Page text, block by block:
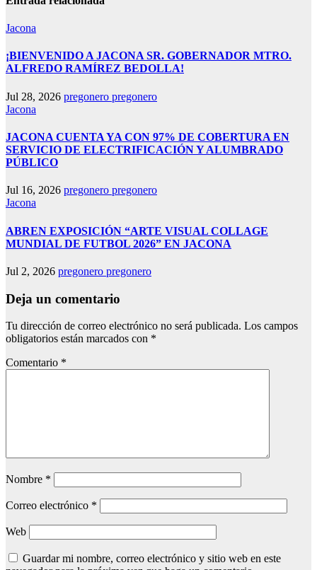
Jacona
¡BIENVENIDO A JACONA SR. GOBERNADOR MTRO.
ALFREDO RAMÍREZ BEDOLLA!
Jul 28, 2026 pregonero pregonero
Jacona
JACONA CUENTA YA CON 97% DE COBERTURA EN
SERVICIO DE ELECTRIFICACIÓN Y ALUMBRADO
PÚBLICO
Jul 16, 2026 pregonero pregonero
Jacona
ABREN EXPOSICIÓN “ARTE VISUAL COLLAGE
MUNDIAL DE FUTBOL 2026” EN JACONA
Jul 2, 2026 pregonero pregonero
Deja un comentario
Tu dirección de correo electrónico no será publicada. Los campos
obligatorios están marcados con *
Comentario *
Nombre *
Correo electrónico *
Web
Guardar mi nombre, correo electrónico y sitio web en este